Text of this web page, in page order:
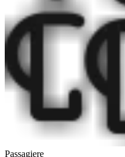
Passagiere